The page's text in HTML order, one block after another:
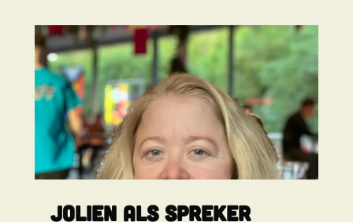
Jolien als spreker